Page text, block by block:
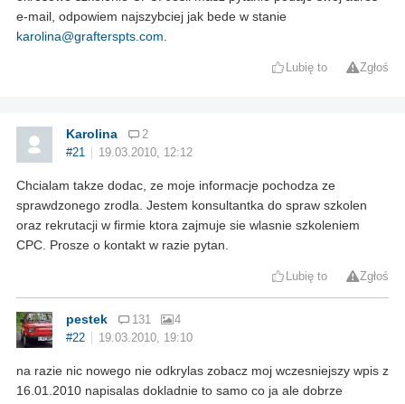
e-mail, odpowiem najszybciej jak bede w stanie
karolina@grafterspts.com
Lubię to Zgłoś
Karolina
2
#21
19.03.2010, 12:12
Chcialam takze dodac, ze moje informacje pochodza ze
sprawdzonego zrodla. Jestem konsultantka do spraw szkolen
oraz rekrutacji w firmie ktora zajmuje sie wlasnie szkoleniem
CPC. Prosze o kontakt w razie pytan.
Lubię to Zgłoś
pestek 131
4
#22
19.03.2010, 19:10
na razie nic nowego nie odkrylas zobacz moj wczesniejszy wpis z
16.01.2010 napisalas dokladnie to samo co ja ale dobrze